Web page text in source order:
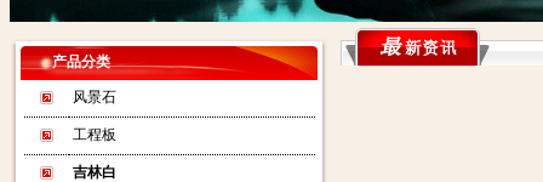
产品分类
风景石
工程板
吉林白